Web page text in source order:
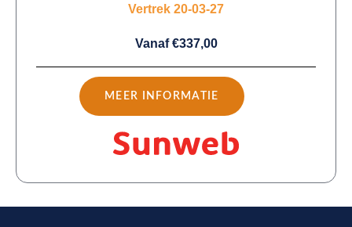
Vertrek 20-03-27
Vanaf €337,00
MEER INFORMATIE